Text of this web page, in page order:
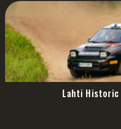
Lahti Historic